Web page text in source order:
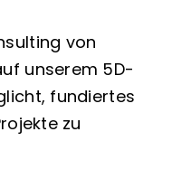
von
unserem 5D-
fundiertes
zu